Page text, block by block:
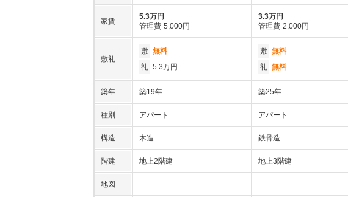
家賃
5.3万円
管理費 5,000円
3.3万円
管理費 2,000円
敷礼
敷 無料
礼 5.3万円
敷 無料
礼 無料
築年 築19年 築25年
種別 アパート アパート
構造 木造 鉄骨造
階建 地上2階建 地上3階建
地図